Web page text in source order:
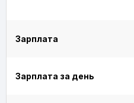
Зарплата
Зарплата за день